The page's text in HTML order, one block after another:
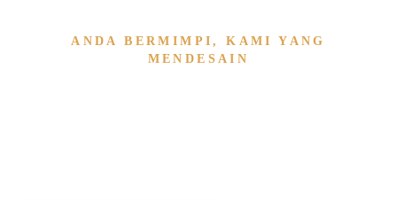
ANDA BERMIMPI, KAMI YANG
MENDESAIN